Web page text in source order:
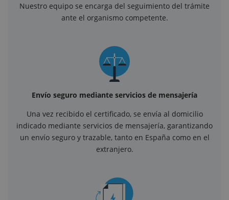
Nuestro equipo se encarga del seguimiento del trámite
ante el organismo competente.
Envío seguro mediante servicios de mensajería
Una vez recibido el certificado, se envía al domicilio
indicado mediante servicios de mensajería, garantizando
un envío seguro y trazable, tanto en España como en el
extranjero.